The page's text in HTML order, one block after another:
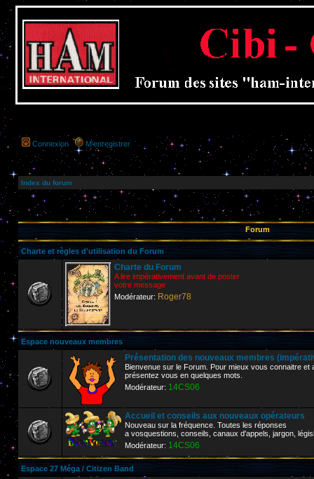
Connexion M’enregistrer
Index du forum
Forum
Charte et règles d'utilisation du Forum
Charte du Forum
A lire impérativement avant de poster
votre message
Modérateur: Roger78
Espace nouveaux membres
Présentation des nouveaux membres
Bienvenue sur le Forum. Pour mieux vous connaitre
présentez vous en quelques mots.
Modérateur: 14CS06
Accueil et conseils aux nouveaux opérateurs
Nouveau sur la fréquence. Toutes les réponses
a vosquestions, conseils, canaux d'appels, jargon,
Modérateur: 14CS06
Espace 27 Méga / Citizen Band